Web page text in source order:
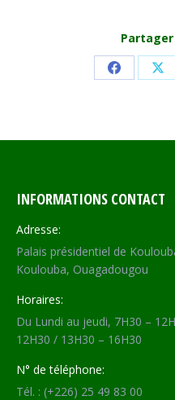
Share
INFORMATIONS CONTACT
Adresse:
Palais présidentiel de
Koulouba, Ouagadougou
Horaires:
Du Lundi au jeudi, 7H30 –
12H30 / 13H30 – 16H30
N° de téléphone:
Tél. : (+226) 25 49 83 00